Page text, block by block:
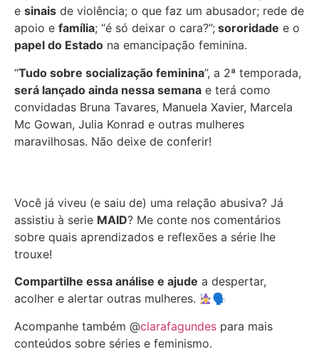
e sinais de violência; o que faz um abusador; rede de
apoio e família; “é só deixar o cara?”; sororidade e o
papel do Estado na emancipação feminina.
“Tudo sobre socialização feminina”, a 2ª temporada,
será lançado ainda nessa semana e terá como
convidadas Bruna Tavares, Manuela Xavier, Marcela
Mc Gowan, Julia Konrad e outras mulheres
maravilhosas. Não deixe de conferir!
Você já viveu (e saiu de) uma relação abusiva? Já
assistiu à serie MAID? Me conte nos comentários
sobre quais aprendizados e reflexões a série lhe
trouxe!
Compartilhe essa análise e ajude a despertar,
acolher e alertar outras mulheres.
🗣
Acompanhe também @clarafagundes para mais
conteúdos sobre séries e feminismo.